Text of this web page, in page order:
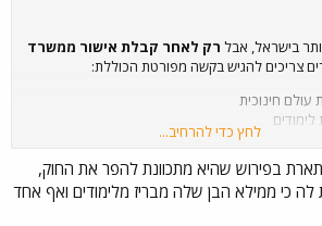
בישראל, אבל רק לאחר קבלת אישור ממשרד
צריכים להגיש בקשה מפורטת הכוללת:
עולם חינוכית
לימודים
הסביבה הלימודית
של התקדמות
בודק/ת את הבקשה, לפעמים מגיעים לביקור בית,
לחץ כדי להרחיב...
בפירוש שהיא מתכוונת להפר את החוק,
כי ממילא הבן שלה מבריז מלימודים ואף אחד